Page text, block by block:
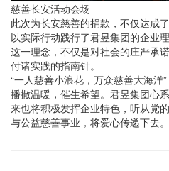
慈善长安活动会场
此次为长安慈善的捐款，不仅达成
以实际行动践行了君昱集团的企业理
这一理念，不仅是对社会的庄严承
付诸实践的指南针。
“一人慈善小浪花，万众慈善大海洋
播撒温暖，催生希望。君昱集团心
来也将积极发挥企业特色，听从党
与公益慈善事业，将爱心传递下去。